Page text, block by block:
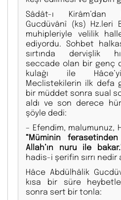
Sâdât-ı Kirâm’dan
Gucdüvânî (ks) Hz.leri
muhipleriyle velilik
ediyordu. Sohbet
sırtında dervişlik
seccade olan bir genç
kulağı ile
Meclistekilerin ilk defa
bir müddet sonra sual
aldı ve son derece
şöyle dedi:
– Efendim, malumunuz,
“Müminin
Allah’ın nuru ile
hadis-i şerifin sırrı nedir
Hâce Abdülhâlik
kısa bir süre
sonra sert bir tonla: